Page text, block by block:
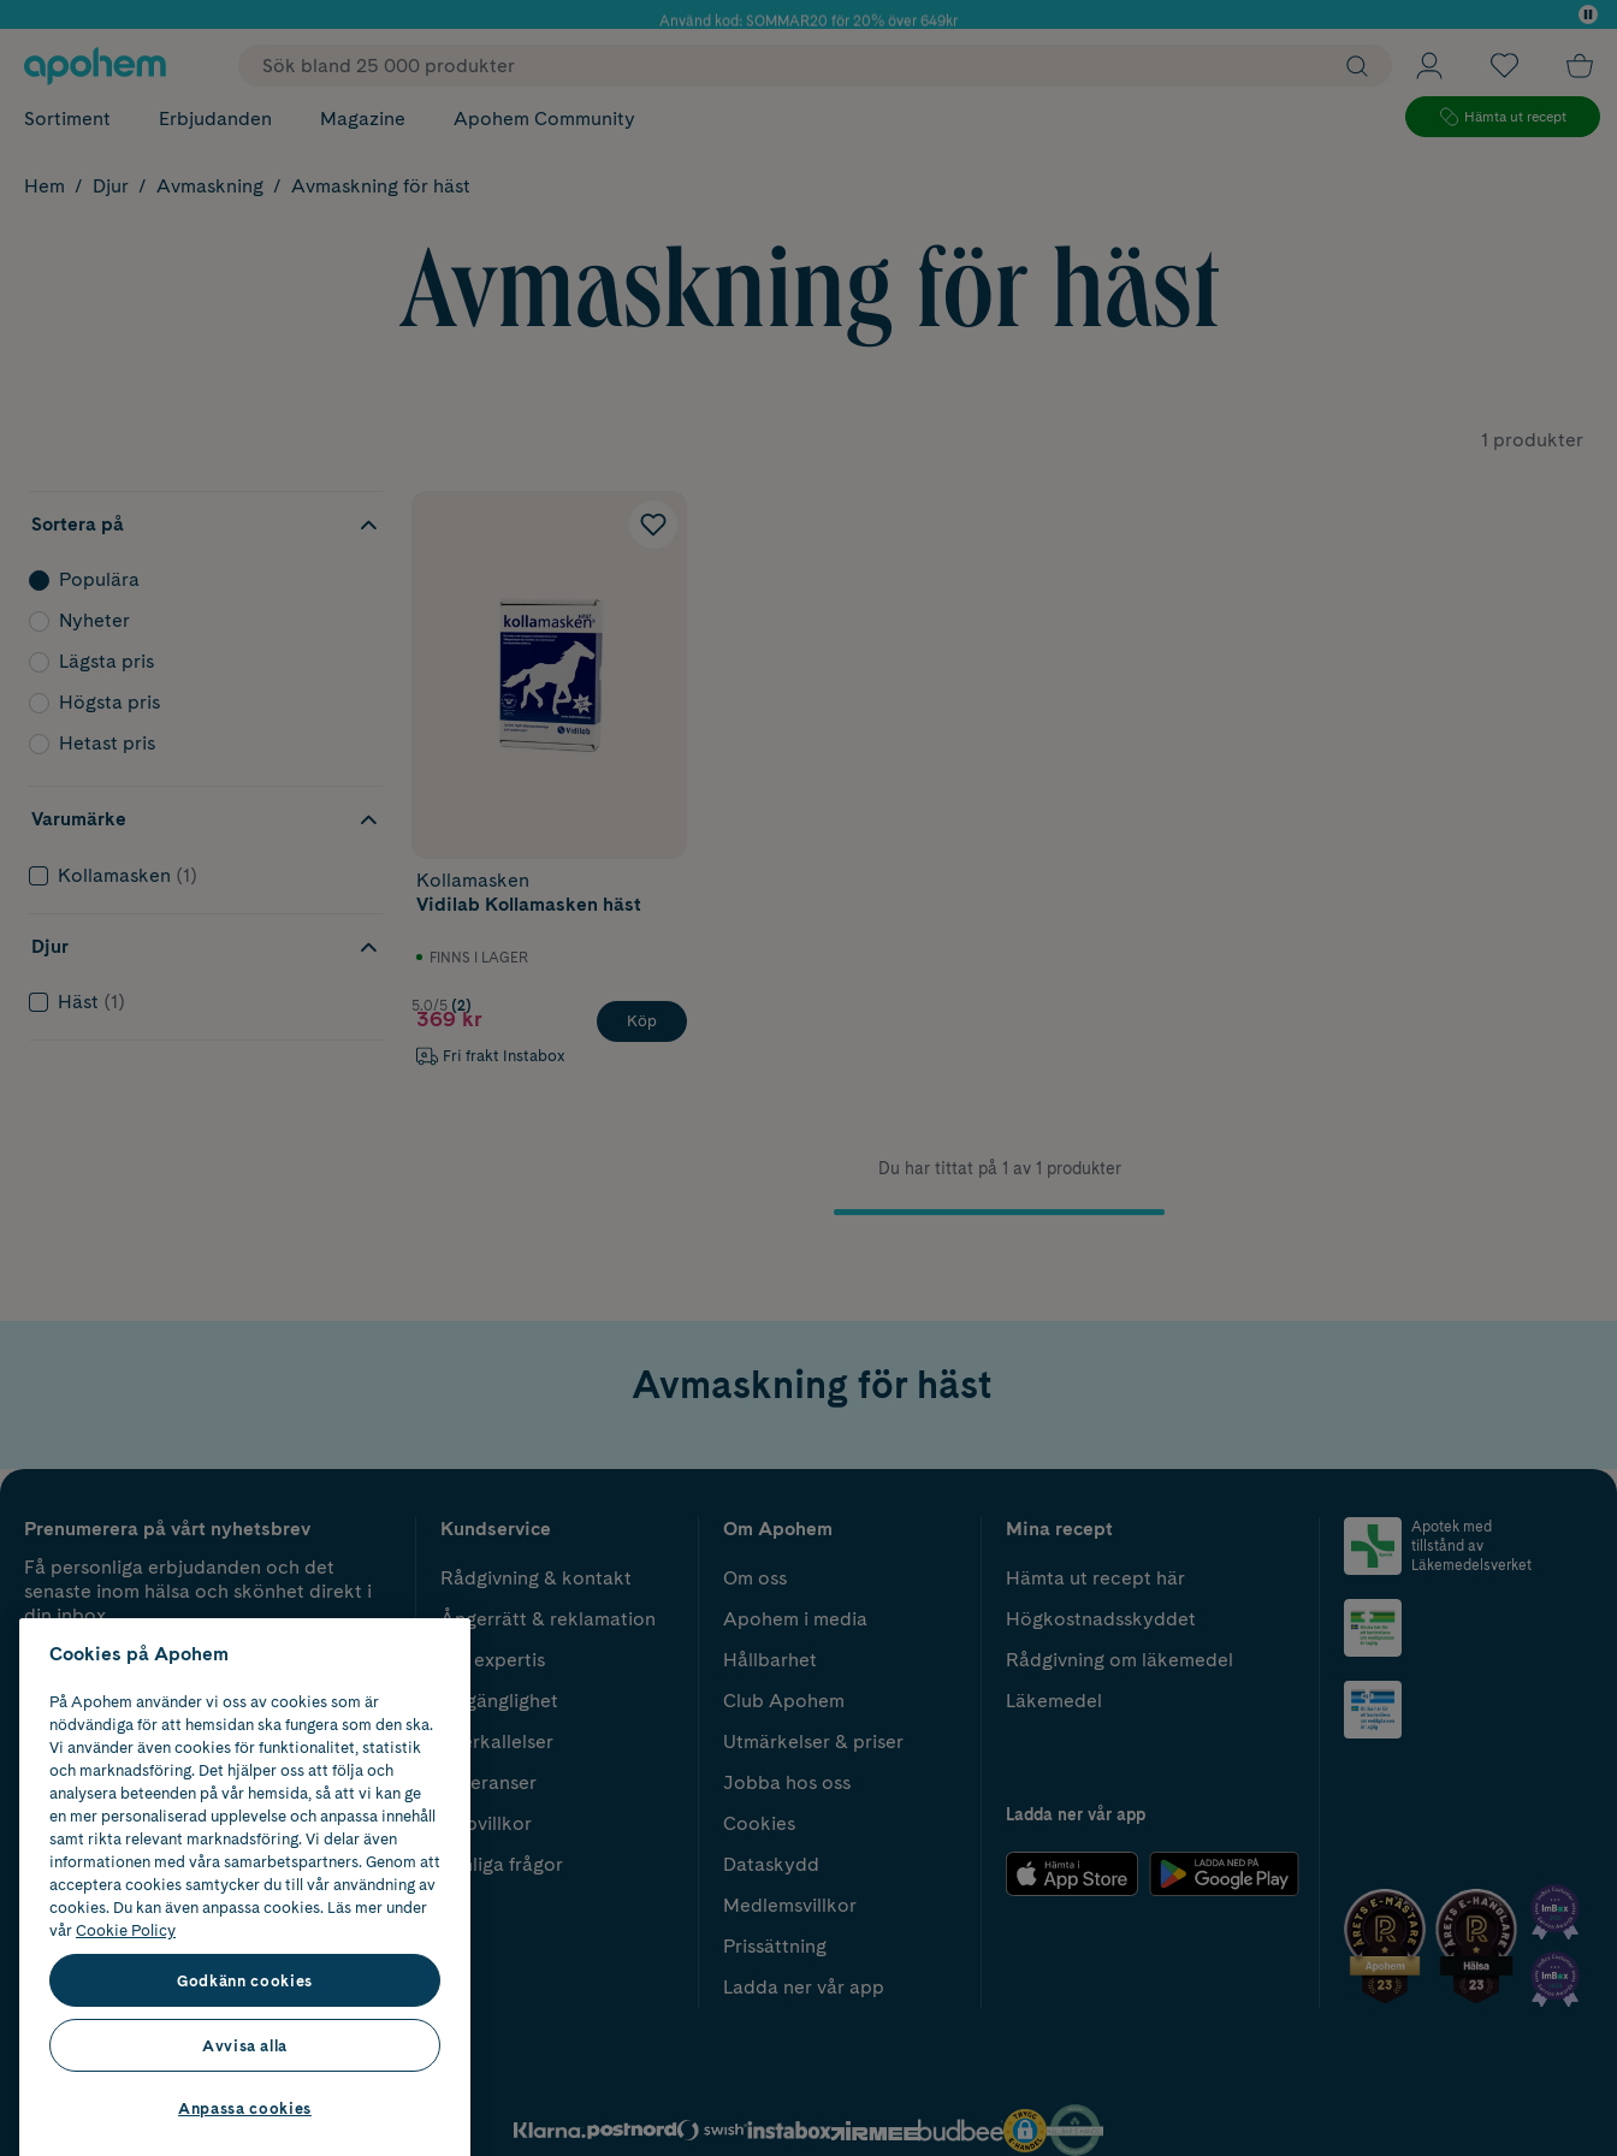
Årets Butik 2025 inom Skönhet
Använd kod: SOMMAR20 för 20% över 649kr
✓ Fri frakt
Sortiment Erbjudanden Magazine Apohem Community Hämta ut recept
Hem Djur Avmaskning Avmaskning för häst
Avmaskning för häst
1 produkter
Sortera på
Populära
Nyheter
Lägsta pris
Högsta pris
Hetast pris
Varumärke
Kollamasken (1)
Djur
Häst (1)
Kollamasken
Vidilab Kollamasken häst
FINNS I LAGER
5.0/5 (2)
369 kr
Fri frakt Instabox
Köp
Du har tittat på 1 av 1 produkter
Avmaskning för häst
Prenumerera på vårt nyhetsbrev
Få personliga erbjudanden och det
senaste inom hälsa och skönhet direkt i
din inbox.
Kundservice
Rådgivning & kontakt
Ångerrätt & reklamation
Vår expertis
Tillgänglighet
Återkallelser
Leveranser
Köpvillkor
Vanliga frågor
Om Apohem
Om oss
Apohem i media
Hållbarhet
Club Apohem
Utmärkelser & priser
Jobba hos oss
Cookies
Dataskydd
Medlemsvillkor
Prissättning
Ladda ner vår app
Mina recept
Hämta ut recept här
Högkostnadsskyddet
Rådgivning om läkemedel
Läkemedel
Ladda ner vår app
Apotek med
tillstånd av
Läkemedelsverket
2024
Cookies på Apohem
På Apohem använder vi oss av cookies som är
nödvändiga för att hemsidan ska fungera som den ska.
Vi använder även cookies för funktionalitet, statistik
och marknadsföring. Det hjälper oss att följa och
analysera beteenden på vår hemsida, så att vi kan ge
en mer personaliserad upplevelse och anpassa innehåll
samt rikta relevant marknadsföring. Vi delar även
informationen med våra samarbetspartners. Genom att
acceptera cookies samtycker du till vår användning av
cookies. Du kan även anpassa cookies. Läs mer under
vårCookie Policy
Godkänn cookies
Avvisa alla
Anpassa cookies